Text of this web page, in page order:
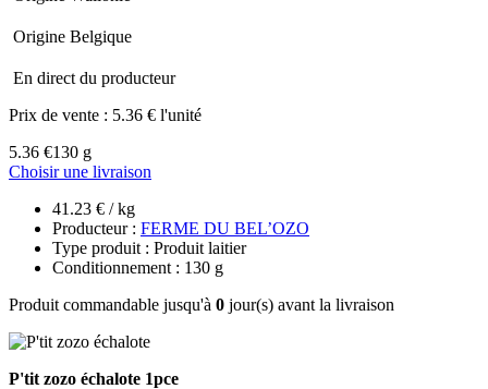
Origine Belgique
En direct du producteur
Prix de vente : 5.36 € l'unité
5.36 €130 g
Choisir une livraison
41.23 € / kg
Producteur : FERME DU BEL’OZO
Type produit : Produit laitier
Conditionnement : 130 g
Produit commandable jusqu'à 0 jour(s) avant la livraison
P'tit zozo échalote 1pce